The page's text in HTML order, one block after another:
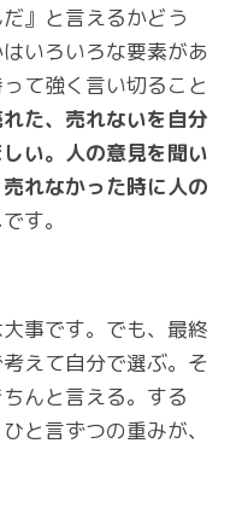
』と言えるかどう
いろいろな要素があ
て強く言い切ること
た、売れないを自分
い。人の意見を聞い
れなかった時に人の
です。
事です。でも、最終
えて自分で選ぶ。そ
んと言える。する
と言ずつの重みが、